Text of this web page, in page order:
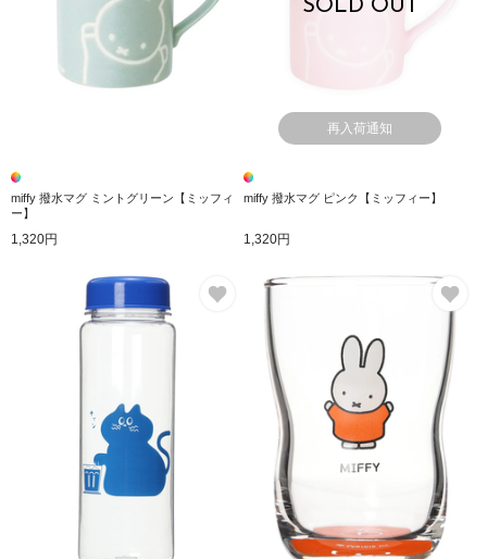
miffy 撥水マグ ミントグリーン【ミッフィ
ー】
1,320円
SOLD OUT
再入荷通知
miffy 撥水マグ ピンク【ミッフィー】
1,320円
お気に入り